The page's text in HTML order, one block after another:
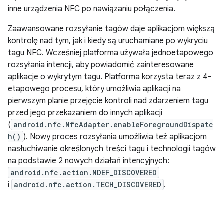
inne urządzenia NFC po nawiązaniu połączenia.
Zaawansowane rozsyłanie tagów daje aplikacjom większą
kontrolę nad tym, jak i kiedy są uruchamiane po wykryciu
tagu NFC. Wcześniej platforma używała jednoetapowego
rozsyłania intencji, aby powiadomić zainteresowane
aplikacje o wykrytym tagu. Platforma korzysta teraz z 4-
etapowego procesu, który umożliwia aplikacji na
pierwszym planie przejęcie kontroli nad zdarzeniem tagu
przed jego przekazaniem do innych aplikacji
( android.nfc.NfcAdapter.enableForegroundDispatc
h() ). Nowy proces rozsyłania umożliwia też aplikacjom
nasłuchiwanie określonych treści tagu i technologii tagów
na podstawie 2 nowych działań intencyjnych:
android.nfc.action.NDEF_DISCOVERED
i android.nfc.action.TECH_DISCOVERED .